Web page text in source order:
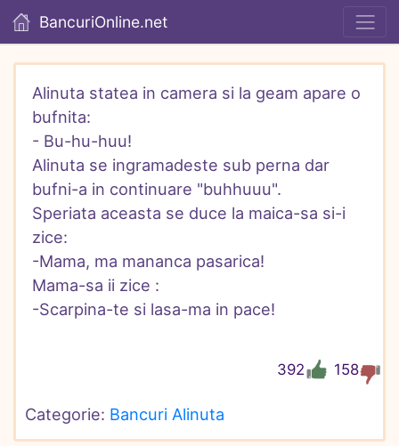
BancuriOnline.net
Alinuta statea in camera si la geam apare o
bufnita:
- Bu-hu-huu!
Alinuta se ingramadeste sub perna dar
bufni-a in continuare "buhhuuu".
Speriata aceasta se duce la maica-sa si-i
zice:
-Mama, ma mananca pasarica!
Mama-sa ii zice :
-Scarpina-te si lasa-ma in pace!
158
392
Categorie: Bancuri Alinuta